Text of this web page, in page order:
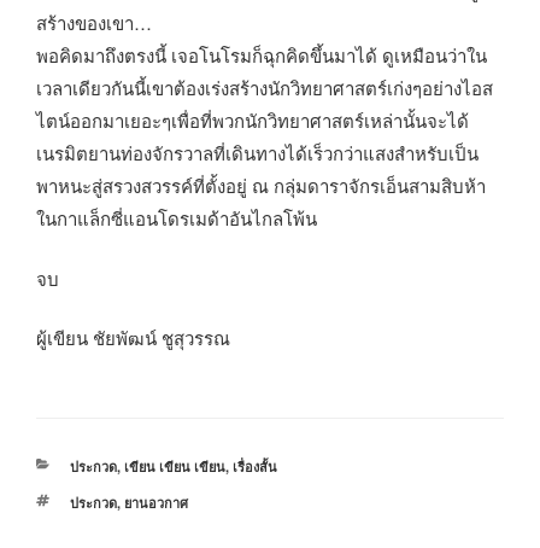
สร้างของเขา…
พอคิดมาถึงตรงนี้ เจอโนโรมก็ฉุกคิดขึ้นมาได้ ดูเหมือนว่าใน
เวลาเดียวกันนี้เขาต้องเร่งสร้างนักวิทยาศาสตร์เก่งๆอย่างไอส
ไตน์ออกมาเยอะๆเพื่อที่พวกนักวิทยาศาสตร์เหล่านั้นจะได้
เนรมิตยานท่องจักรวาลที่เดินทางได้เร็วกว่าแสงสำหรับเป็น
พาหนะสู่สรวงสวรรค์ที่ตั้งอยู่ ณ กลุ่มดาราจักรเอ็นสามสิบห้า
ในกาแล็กซี่แอนโดรเมด้าอันไกลโพ้น
จบ
ผู้เขียน ชัยพัฒน์ ชูสุวรรณ
หมวด
ประกวด, เขียน เขียน เขียน, เรื่องสั้น
ป้าย
ประกวด, ยานอวกาศ